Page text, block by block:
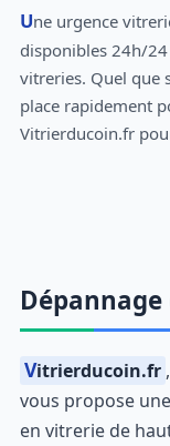
Une urgence
disponibles 24h/
vitreries. Quel que
place rapidement
Vitrierducoin.fr
Vitrierducoin.fr
vous propose
en vitrerie de